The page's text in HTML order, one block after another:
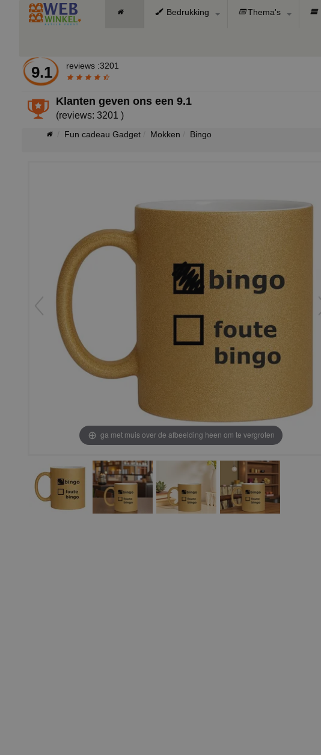
Bedrukking Thema's
9.1 reviews :3201
Klanten geven ons een9.1
(reviews: 3201 )
Fun cadeau Gadget Mokken Bingo
ga met muis over de afbeelding heen om te vergroten